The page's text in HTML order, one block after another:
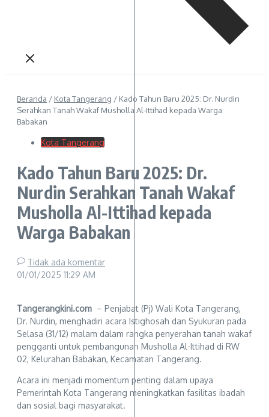
Beranda / Kota Tangerang / Kado Tahun Baru 2025: Dr. Nurdin
Serahkan Tanah Wakaf Musholla Al-Ittihad kepada Warga
Babakan
Kota Tangerang
Kado Tahun Baru 2025: Dr.
Nurdin Serahkan Tanah Wakaf
Musholla Al-Ittihad kepada
Warga Babakan
Tidak ada komentar
01/01/2025 11:29 AM
Tangerangkini.com – Penjabat (Pj) Wali Kota Tangerang,
Dr. Nurdin, menghadiri acara Istighosah dan Syukuran pada
Selasa (31/12) malam dalam rangka penyerahan tanah wakaf
pengganti untuk pembangunan Musholla Al-Ittihad di RW
02, Kelurahan Babakan, Kecamatan Tangerang.
Acara ini menjadi momentum penting dalam upaya
Pemerintah Kota Tangerang meningkatkan fasilitas ibadah
dan sosial bagi masyarakat.